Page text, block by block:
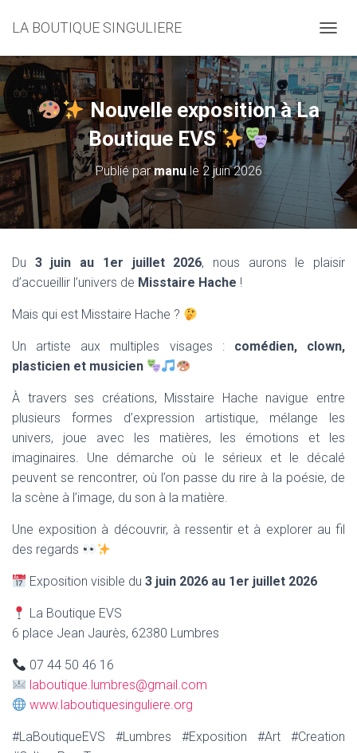
LA BOUTIQUE SINGULIERE
É
P
L
I
R
L
N
A
V
T
Nouvelle exposition à La
Boutique EVS
Publié parmanule2 juin 2026
Du 3 juin au 1er juillet 2026, nous aurons le plaisir
d’accueillir l’univers de Misstaire Hache !
Mais qui est Misstaire Hache ?
Un artiste aux multiples visages : comédien, clown,
plasticien et musicien
À travers ses créations, Misstaire Hache navigue entre
plusieurs formes d’expression artistique, mélange les
univers, joue avec les matières, les émotions et les
imaginaires. Une démarche où le sérieux et le décalé
peuvent se rencontrer, où l’on passe du rire à la poésie, de
la scène à l’image, du son à la matière.
Une exposition à découvrir, à ressentir et à explorer au fil
des regards
Exposition visible du3 juin 2026 au 1er juillet 2026
La Boutique EVS
6 place Jean Jaurès, 62380 Lumbres
07 44 50 46 16
laboutique.lumbres@gmail.com
www.laboutiquesinguliere.org
#LaBoutiqueEVS #Lumbres #Exposition #Art #Creation